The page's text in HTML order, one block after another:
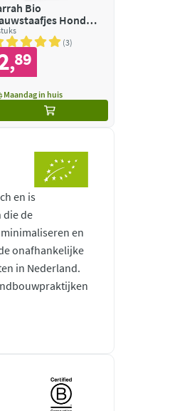
Bio
Hond
3
,89
Maandag in huis
en is
die de
en
onafhankelijke
in Nederland.